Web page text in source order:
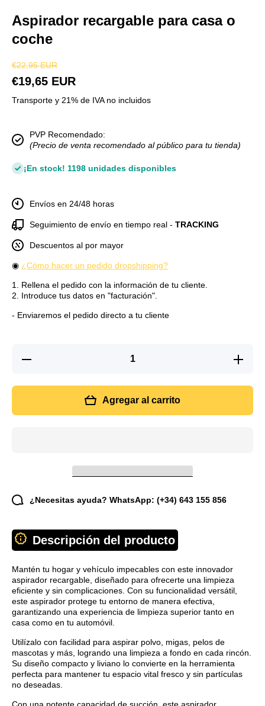
Aspirador recargable para casa o
coche
€22,95 EUR
€19,65 EUR
Transporte y 21% de IVA no incluidos
PVP Recomendado:
(Precio de venta recomendado al público para tu tienda)
¡En stock! 1198 unidades disponibles
Envíos en 24/48 horas
Seguimiento de envío en tiempo real - TRACKING
Descuentos al por mayor
◉ ¿Cómo hacer un pedido dropshipping?
1. Rellena el pedido con la información de tu cliente.
2. Introduce tus datos en "facturación".
- Enviaremos el pedido directo a tu cliente
Reducir
Aspirador
cantidad
o coche
Agregar al carrito
¿Necesitas ayuda? WhatsApp: (+34) 643 155 856
Descripción del producto
Mantén tu hogar y vehículo impecables con este innovador
aspirador recargable, diseñado para ofrecerte una limpieza
eficiente y sin complicaciones. Con su funcionalidad versátil,
este aspirador protege tu entorno de manera efectiva,
garantizando una experiencia de limpieza superior tanto en
casa como en tu automóvil.
Utilízalo con facilidad para aspirar polvo, migas, pelos de
mascotas y más, logrando una limpieza a fondo en cada rincón.
Su diseño compacto y liviano lo convierte en la herramienta
perfecta para mantener tu espacio vital fresco y sin partículas
no deseadas.